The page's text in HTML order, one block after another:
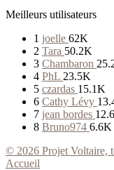
Meilleurs utilisateurs
1 joelle 62K
2 Tara 50.2K
3 Chambaron
4 PhL 23.5K
5 czardas 15.1K
6 Cathy Lévy
7 jean bordes
8 Bruno974 6.6K
© 2026 Projet Voltaire,
Accueil